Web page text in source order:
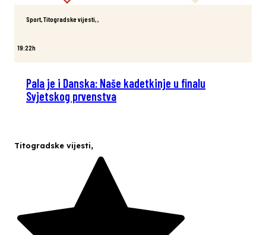
Sport Titogradske vijesti
19:22h
Pala je i Danska: Naše kadetkinje u finalu
Svjetskog prvenstva
Titogradske vijesti,